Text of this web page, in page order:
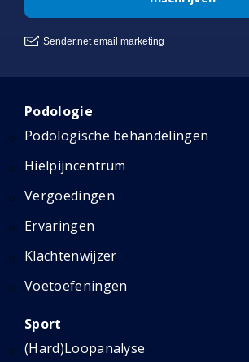
Podologie
Podologische behandelingen
Hielpijncentrum
Vergoedingen
Ervaringen
Klachtenwijzer
Voetoefeningen
Sport
(Hard)Loopanalyse